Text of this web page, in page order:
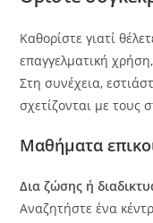
Καθορίστε γιατί
επαγγελματική
Στη συνέχεια,
σχετίζονται με τους
Μαθήματα
Δια ζώσης ή
Αναζητήστε ένα